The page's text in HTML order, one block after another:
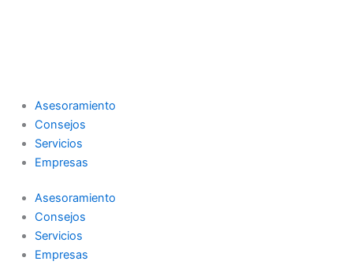
Asesoramiento
Consejos
Servicios
Empresas
Asesoramiento
Consejos
Servicios
Empresas